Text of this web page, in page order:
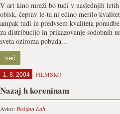
V art kino mreži bo tudi v naslednjih
obisk, čeprav le-ta ni edino merilo
ampak tudi in predvsem kvaliteta
za distribucijo in prikazovanje sodobnih
sveta oziroma pobuda...
več
1. 8. 2004 FILMSKO
Nazaj h koreninam
Avtor: Boštjan Lah